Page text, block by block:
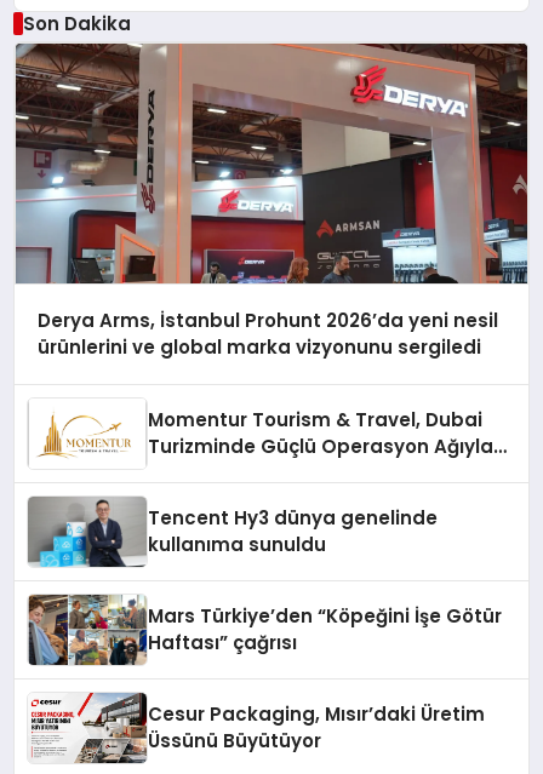
Çözüm
Son Dakika
Derya Arms, İstanbul Prohunt 2026’da yeni nesil
ürünlerini ve global marka vizyonunu sergiledi
Momentur Tourism & Travel, Dubai
Turizminde Güçlü Operasyon Ağıyla
Tencent Hy3 dünya genelinde
kullanıma sunuldu
Mars Türkiye’den “Köpeğini İşe Götür
Haftası” çağrısı
Cesur Packaging, Mısır’daki Üretim
Üssünü Büyütüyor